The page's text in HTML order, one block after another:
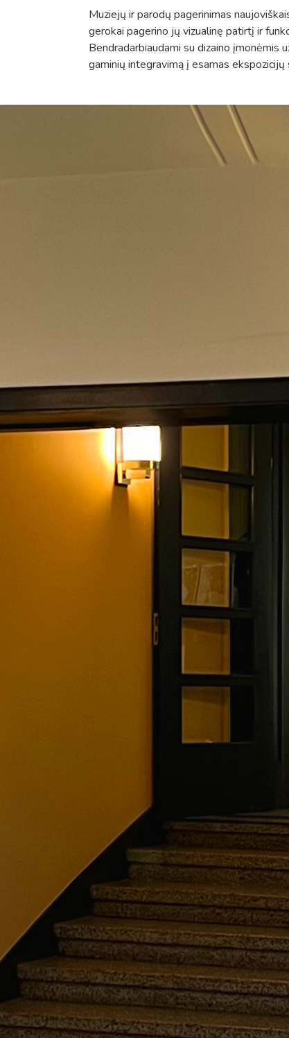
Muziejų ir parodų pagerinimas
gerokai pagerino jų vizualinę patirtį ir
Bendradarbiaudami su dizaino įmonėmis
gaminių integravimą į esamas ekspozicijų